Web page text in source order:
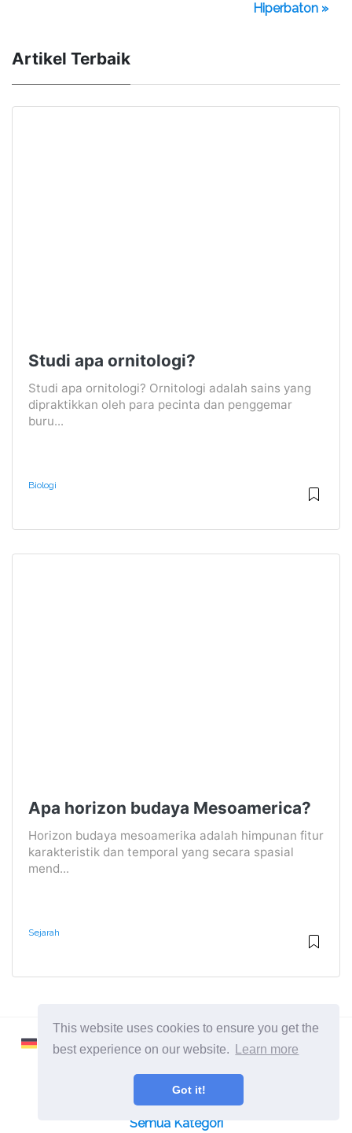
This website uses cookies to ensure you get the
best experience on our website.
Learn more
Got it!
Hiperbaton »
Artikel Terbaik
Studi apa ornitologi?
Studi apa ornitologi? Ornitologi adalah sains yang
dipraktikkan oleh para pecinta dan penggemar
buru...
Biologi
Apa horizon budaya Mesoamerica?
Horizon budaya mesoamerika adalah himpunan fitur
karakteristik dan temporal yang secara spasial
mend...
Sejarah
2026 ©Learnaboutworld
Semua Kategori